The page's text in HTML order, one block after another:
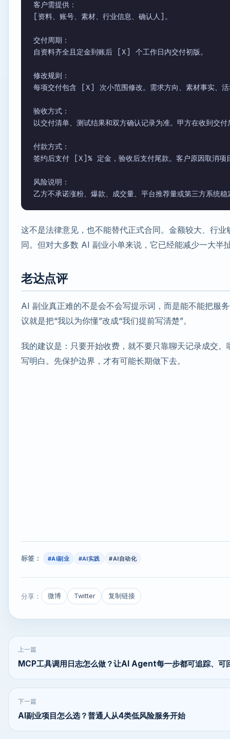
客户需提供：
[资料、账号、素材、行业信息、确认人]。
交付周期：
自资料齐全且定金到账后 [X] 个工作日内交付初版。
修改规则：
每项交付包含 [X] 次小范围修改。需求方向、素材事实、活
验收方式：
以交付清单、测试结果和双方确认记录为准。甲方在收到
付款方式：
签约后支付 [X]% 定金，验收后支付尾款。客户原因取消项
风险说明：
这不是法律意见，也不能替代正式合同。金额较大、行
同。但对大多数 AI 副业小单来说，它已经能减少一大半
老达点评
AI 副业真正难的不是会不会写提示词，而是能不能把服
议就是把“我以为你懂”改成“我们提前写清楚”。
我的建议是：只要开始收费，就不要只靠聊天记录成交
写明白。先保护边界，才有可能长期做下去。
标签： #AI副业 #AI实践 #AI自动化
分享： 微博 Twitter 复制链接
上一篇
MCP工具调用日志怎么做？让AI Agent每一步都可追踪、可
下一篇
AI副业项目怎么选？普通人从4类低风险服务开始